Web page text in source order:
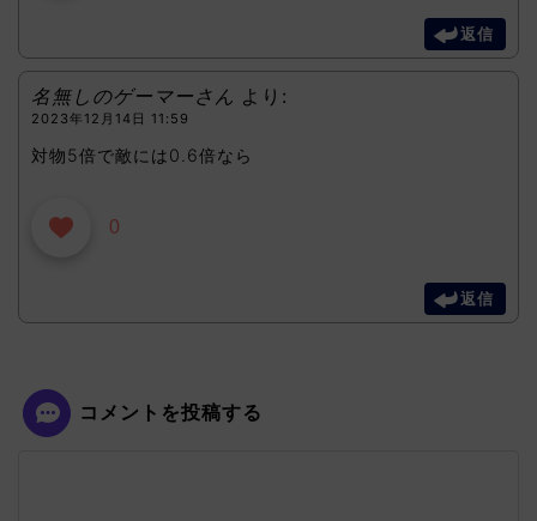
返信
名無しのゲーマーさん より:
2023年12月14日 11:59
対物5倍で敵には0.6倍なら
0
返信
コメントを投稿する